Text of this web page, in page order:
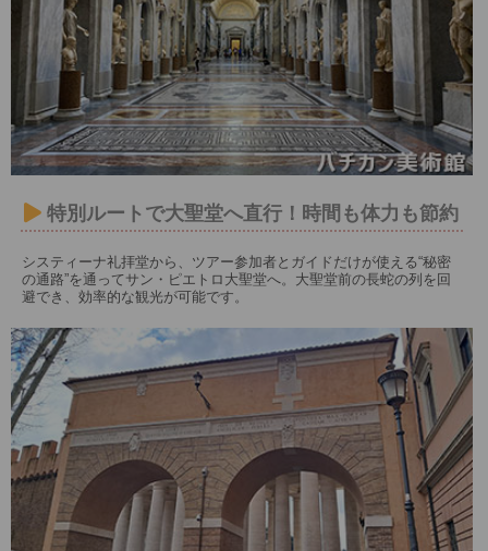
特別ルートで大聖堂へ直行！時間も体力も節約
システィーナ礼拝堂から、ツアー参加者とガイドだけが使える“秘密
の通路”を通ってサン・ピエトロ大聖堂へ。大聖堂前の長蛇の列を回
避でき、効率的な観光が可能です。